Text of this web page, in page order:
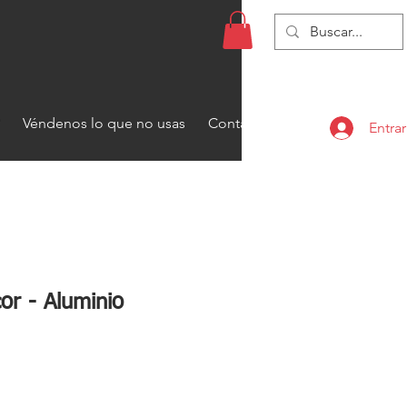
Véndenos lo que no usas Contacto Entrar
- Aluminio